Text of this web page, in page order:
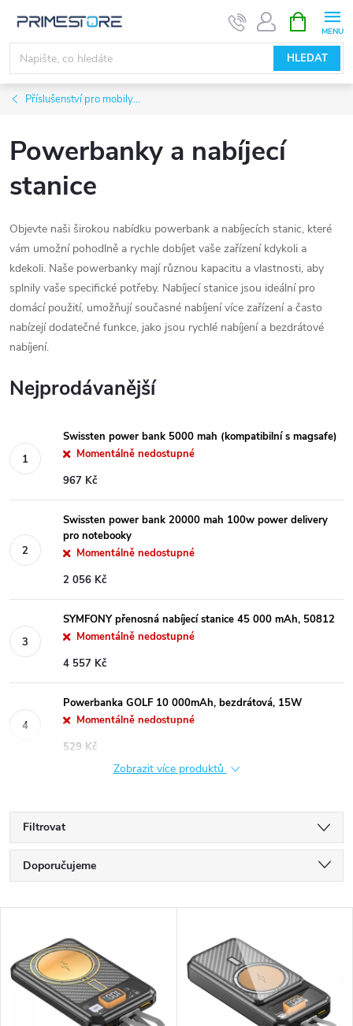
obsah
HLEDAT
NÁKUPNÍ
KOŠÍK
Příslušenství pro mobily...
Powerbanky a nabíjecí
stanice
Objevte naši širokou nabídku powerbank a nabíjecích stanic, které
vám umožní pohodlně a rychle dobíjet vaše zařízení kdykoli a
kdekoli. Naše powerbanky mají různou kapacitu a vlastnosti, aby
splnily vaše specifické potřeby. Nabíjecí stanice jsou ideální pro
domácí použití, umožňují současné nabíjení více zařízení a často
nabízejí dodatečné funkce, jako jsou rychlé nabíjení a bezdrátové
nabíjení.
Nejprodávanější
Swissten power bank 5000 mah (kompatibilní s magsafe)
Momentálně nedostupné
967 Kč
Swissten power bank 20000 mah 100w power delivery
pro notebooky
Momentálně nedostupné
2 056 Kč
SYMFONY přenosná nabíjecí stanice 45 000 mAh, 50812
Momentálně nedostupné
4 557 Kč
Powerbanka GOLF 10 000mAh, bezdrátová, 15W
Momentálně nedostupné
529 Kč
Zobrazit více produktů
Filtrovat
Ř
a
z
e
Doporučujeme
Nejprodávanější
Abecedně
ý
p